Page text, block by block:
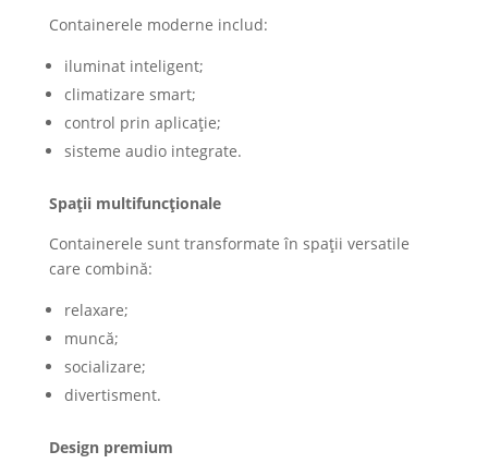
Containerele moderne includ:
iluminat inteligent;
climatizare smart;
control prin aplicație;
sisteme audio integrate.
Spații multifuncționale
Containerele sunt transformate în spații versatile
care combină:
relaxare;
muncă;
socializare;
divertisment.
Design premium